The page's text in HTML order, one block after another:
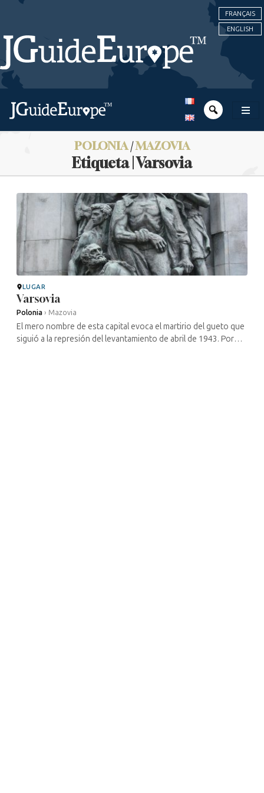
FRANÇAIS
ENGLISH
POLONIA/MAZOVIA
Etiqueta | Varsovia
LUGAR
Varsovia
Polonia › Mazovia
El mero nombre de esta capital evoca el martirio del gueto que
siguió a la represión del levantamiento de abril de 1943. Por